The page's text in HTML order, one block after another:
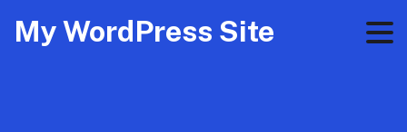
My WordPress Site